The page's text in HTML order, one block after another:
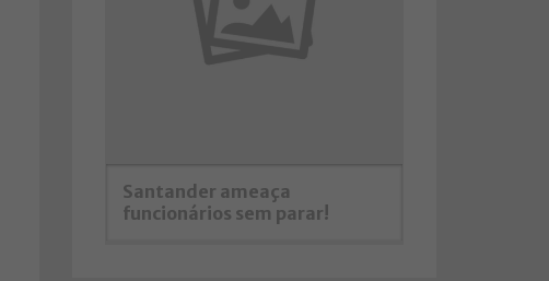
Santander ameaça
funcionários sem parar!